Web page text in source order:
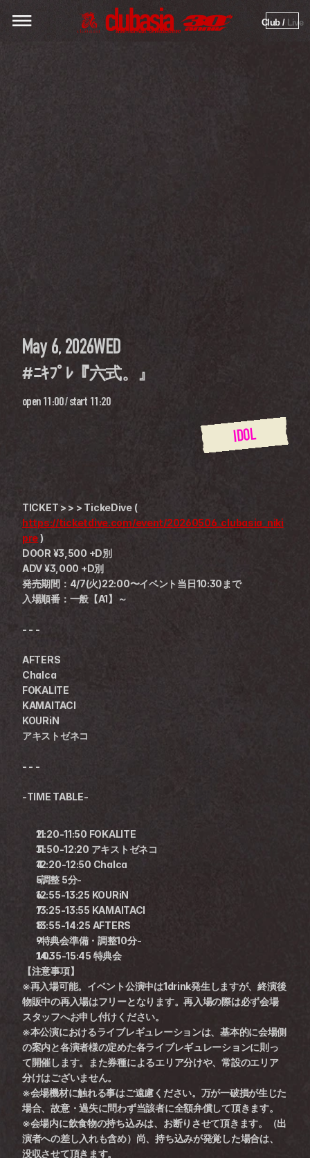
Club / Live
May 6, 2026WED
#ﾆｷﾌﾟﾚ『六式。』
open 11:00 / start 11:20
IDOL
TICKET > > > TickeDive (
https://ticketdive.com/event/20260506_clubasia_niki
pre )
DOOR ¥3,500 +D別
ADV ¥3,000 +D別
発売期間：4/7(火)22:00〜イベント当日10:30まで
入場順番：一般【A1】～
- - -
AFTERS
Chalca
FOKALITE
KAMAITACI
KOURiN
アキストゼネコ
- - -
-TIME TABLE-
11:20-11:50 FOKALITE
11:50-12:20 アキストゼネコ
12:20-12:50 Chalca
-調整 5分-
12:55-13:25 KOURiN
13:25-13:55 KAMAITACI
13:55-14:25 AFTERS
-特典会準備・調整10分-
14:35-15:45 特典会
【注意事項】
※再入場可能。イベント公演中は1drink発生しますが、終演後
物販中の再入場はフリーとなります。再入場の際は必ず会場
スタッフへお申し付けください。
※本公演におけるライブレギュレーションは、基本的に会場側
の案内と各演者様の定めた各ライブレギュレーションに則っ
て開催します。また券種によるエリア分けや、常設のエリア
分けはございません。
※会場機材に触れる事はご遠慮ください。万が一破損が生じた
場合、故意・過失に問わず当該者に全額弁償して頂きます。
※会場内に飲食物の持ち込みは、お断りさせて頂きます。（出
演者への差し入れも含め）尚、持ち込みが発覚した場合は、
没収させて頂きます。